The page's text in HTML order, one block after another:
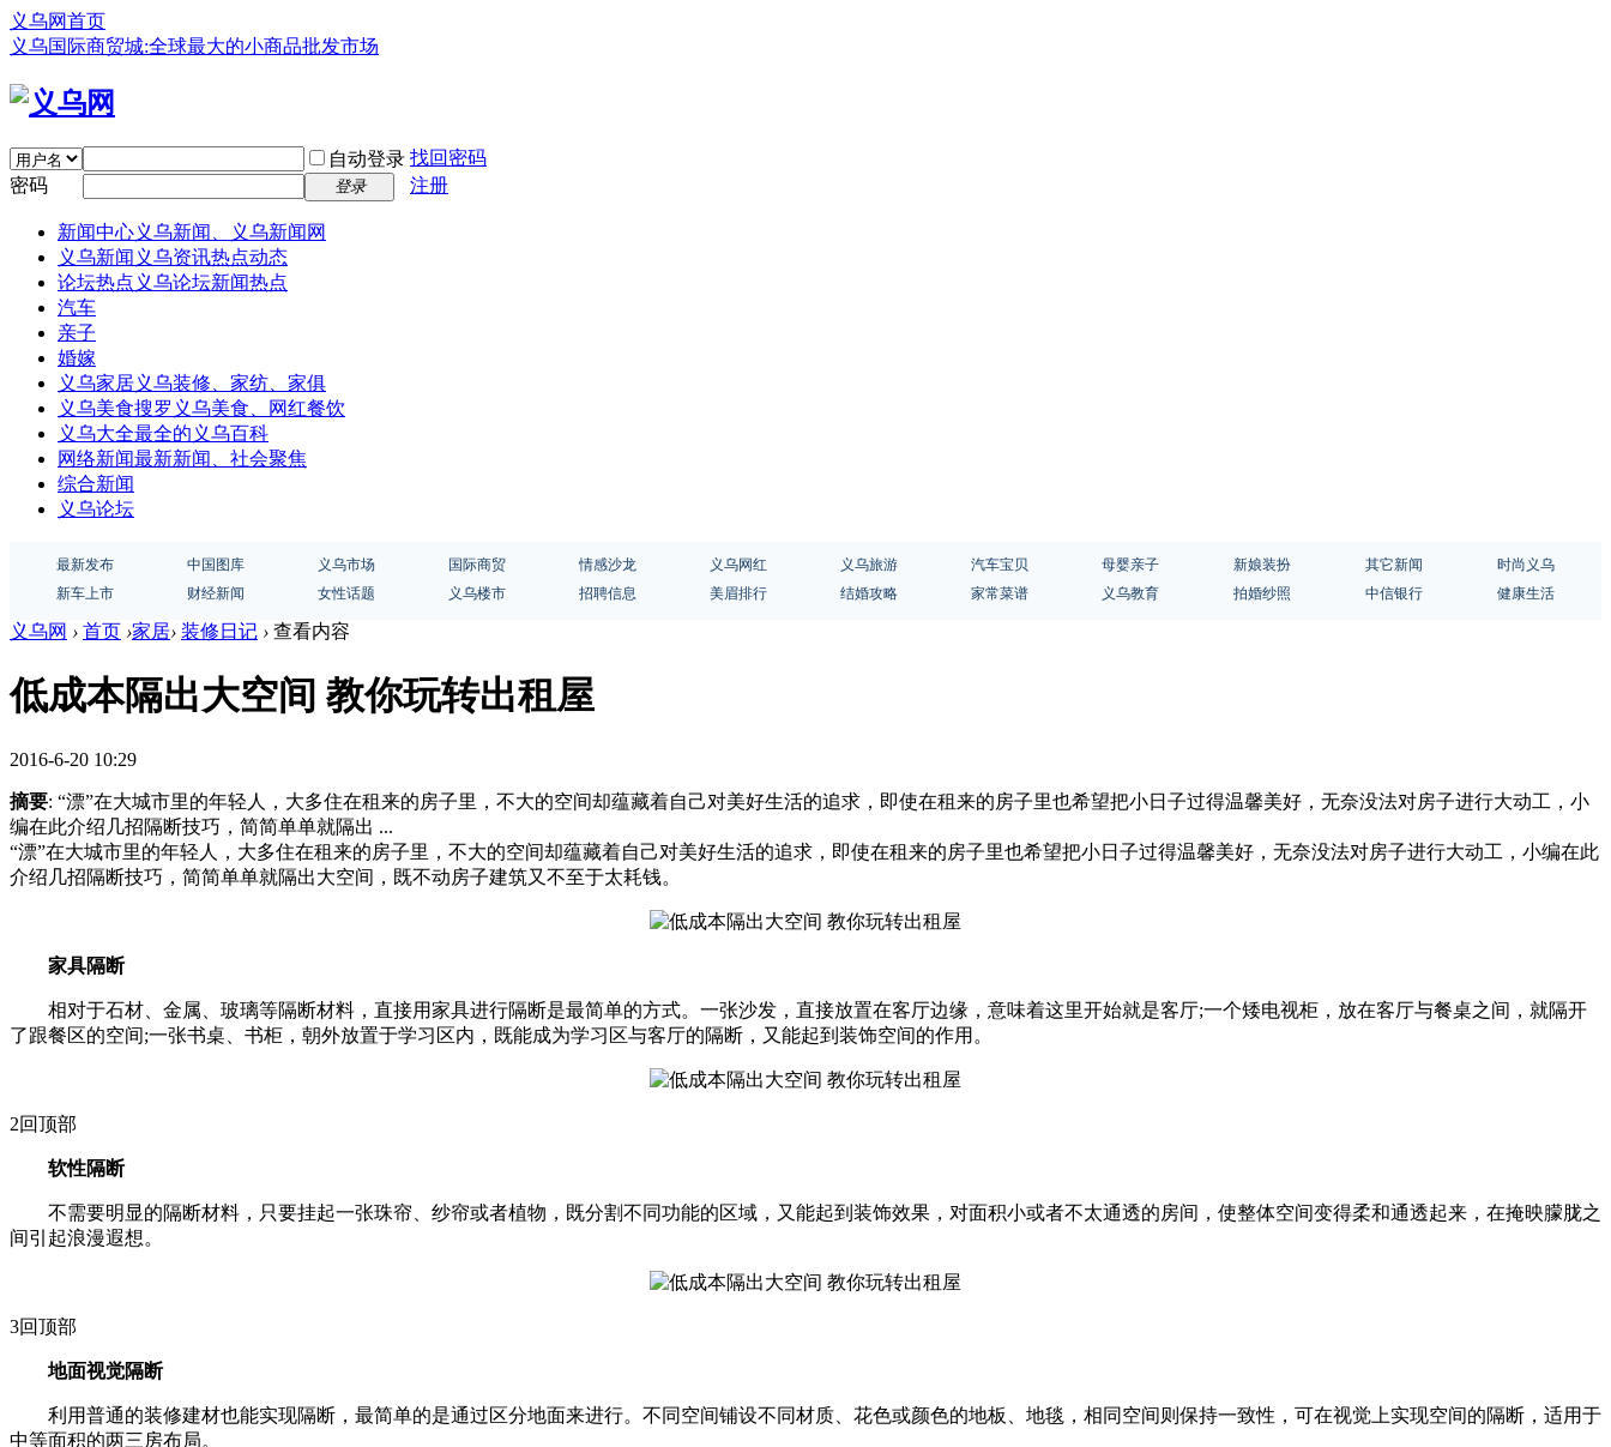
义乌网首页
义乌国际商贸城:全球最大的小商品批发市场
自动登录 找回密码
密码
登录 注册
新闻中心义乌新闻、义乌新闻网
义乌新闻 义乌资讯热点动态
论坛热点 义乌论坛新闻热点
汽车
亲子
婚嫁
义乌家居义乌装修、家纺、家俱
义乌美食搜罗义乌美食、网红餐饮
义乌大全最全的义乌百科
网络新闻最新新闻、社会聚焦
综合新闻
义乌论坛
最新发布 中国图库 义乌市场 国际商贸 情感沙龙 义乌网红 义乌旅游 汽车宝贝 母婴亲子 新娘装扮 其它新闻
时尚义乌
新车上市
财经新闻 女性话题 义乌楼市 招聘信息 美眉排行 结婚攻略 家常菜谱 义乌教育 拍婚纱照 中信银行 健康生活
义乌网 › 首页 ›家居› 装修日记 › 查看内容
低成本隔出大空间 教你玩转出租屋
2016-6-20 10:29
摘要: “漂”在大城市里的年轻人，大多住在租来的房子里，不大的空间却蕴藏着自己对美好生活的追求，即使在租来的房子里也希望把小日子过得温馨美好，无奈没法对房子进行大动工，小
编在此介绍几招隔断技巧，简简单单就隔出 ...
“漂”在大城市里的年轻人，大多住在租来的房子里，不大的空间却蕴藏着自己对美好生活的追求，即使在租来的房子里也希望把小日子过得温馨美好，无奈没法对房子进行大动工，小编在此
介绍几招隔断技巧，简简单单就隔出大空间，既不动房子建筑又不至于太耗钱。
家具隔断
相对于石材、金属、玻璃等隔断材料，直接用家具进行隔断是最简单的方式。一张沙发，直接放置在客厅边缘，意味着这里开始就是客厅;一个矮电视柜，放在客厅与餐桌之间，就隔开
了跟餐区的空间;一张书桌、书柜，朝外放置于学习区内，既能成为学习区与客厅的隔断，又能起到装饰空间的作用。
2回顶部
软性隔断
不需要明显的隔断材料，只要挂起一张珠帘、纱帘或者植物，既分割不同功能的区域，又能起到装饰效果，对面积小或者不太通透的房间，使整体空间变得柔和通透起来，在掩映朦胧之
间引起浪漫遐想。
3回顶部
地面视觉隔断
利用普通的装修建材也能实现隔断，最简单的是通过区分地面来进行。不同空间铺设不同材质、花色或颜色的地板、地毯，相同空间则保持一致性，可在视觉上实现空间的隔断，适用于
中等面积的两三房布局。